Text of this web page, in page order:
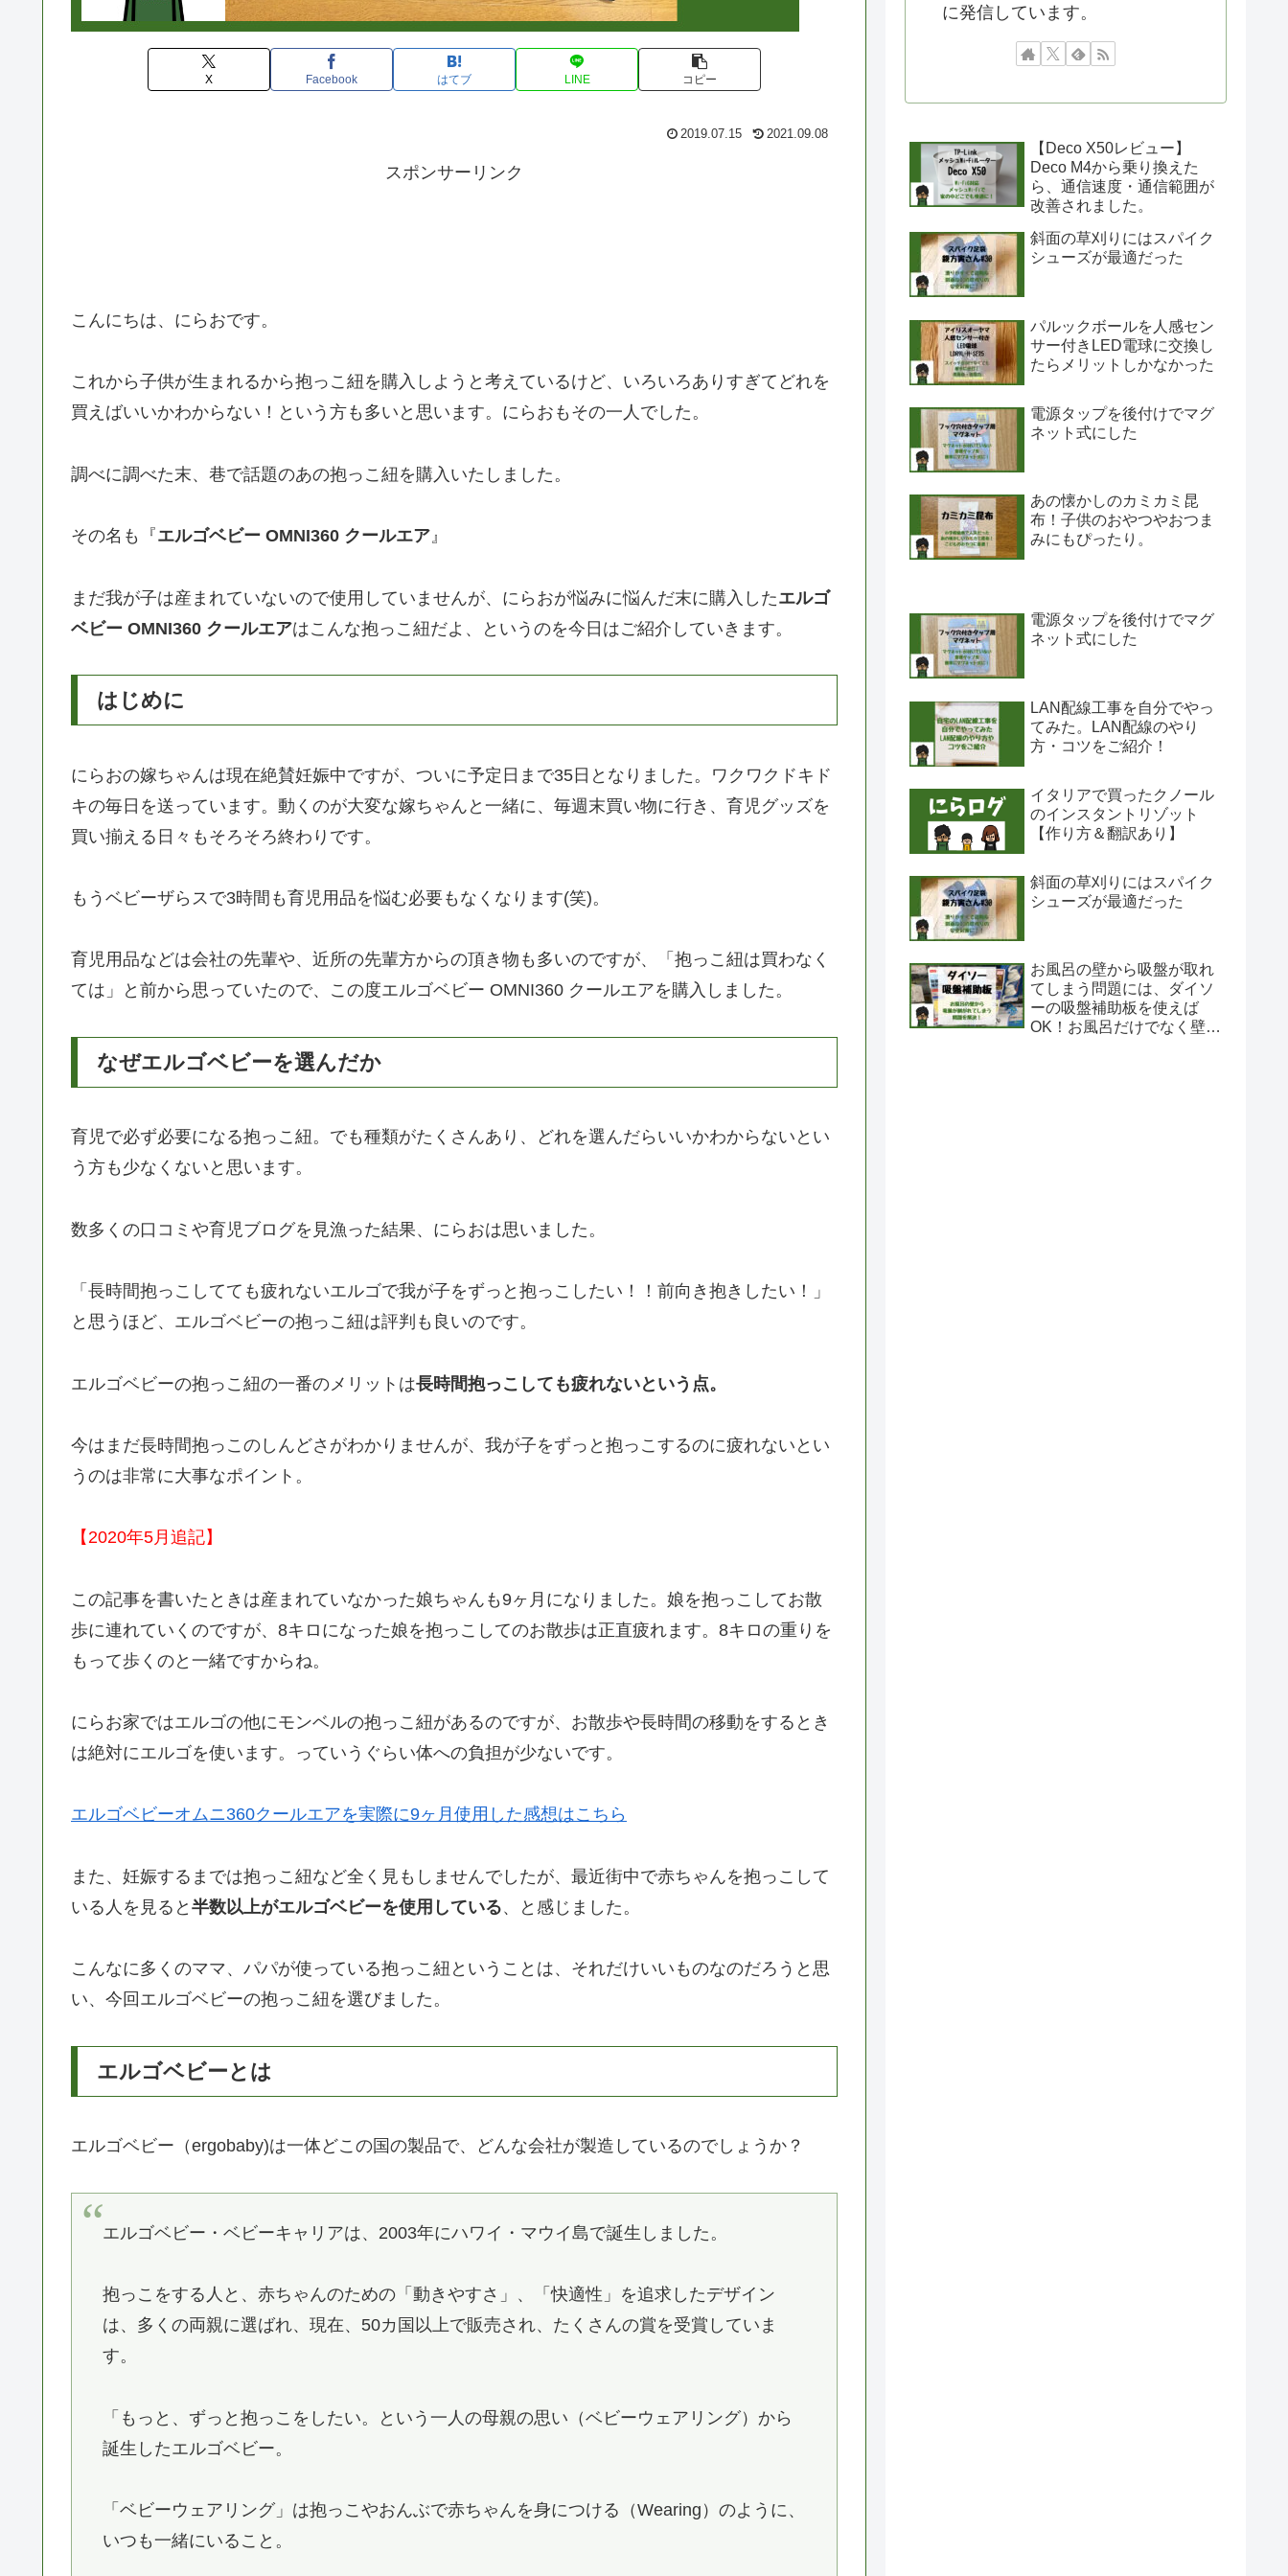
X Facebook はてブ LINE コピー
2019.07.15 2021.09.08
スポンサーリンク
こんにちは、にらおです。
これから子供が生まれるから抱っこ紐を購入しようと考えているけど、いろいろありすぎてどれを
買えばいいかわからない！という方も多いと思います。にらおもその一人でした。
調べに調べた末、巷で話題のあの抱っこ紐を購入いたしました。
その名も『エルゴベビー OMNI360 クールエア』
まだ我が子は産まれていないので使用していませんが、にらおが悩みに悩んだ末に購入したエルゴ
ベビー OMNI360 クールエアはこんな抱っこ紐だよ、というのを今日はご紹介していきます。
はじめに
にらおの嫁ちゃんは現在絶賛妊娠中ですが、ついに予定日まで35日となりました。ワクワクドキド
キの毎日を送っています。動くのが大変な嫁ちゃんと一緒に、毎週末買い物に行き、育児グッズを
買い揃える日々もそろそろ終わりです。
もうベビーザらスで3時間も育児用品を悩む必要もなくなります(笑)。
育児用品などは会社の先輩や、近所の先輩方からの頂き物も多いのですが、「抱っこ紐は買わなく
ては」と前から思っていたので、この度エルゴベビー OMNI360 クールエアを購入しました。
なぜエルゴベビーを選んだか
育児で必ず必要になる抱っこ紐。でも種類がたくさんあり、どれを選んだらいいかわからないとい
う方も少なくないと思います。
数多くの口コミや育児ブログを見漁った結果、にらおは思いました。
「長時間抱っこしてても疲れないエルゴで我が子をずっと抱っこしたい！！前向き抱きしたい！」
と思うほど、エルゴベビーの抱っこ紐は評判も良いのです。
エルゴベビーの抱っこ紐の一番のメリットは長時間抱っこしても疲れないという点。
今はまだ長時間抱っこのしんどさがわかりませんが、我が子をずっと抱っこするのに疲れないとい
うのは非常に大事なポイント。
【2020年5月追記】
この記事を書いたときは産まれていなかった娘ちゃんも9ヶ月になりました。娘を抱っこしてお散
歩に連れていくのですが、8キロになった娘を抱っこしてのお散歩は正直疲れます。8キロの重りを
もって歩くのと一緒ですからね。
にらお家ではエルゴの他にモンベルの抱っこ紐があるのですが、お散歩や長時間の移動をするとき
は絶対にエルゴを使います。っていうぐらい体への負担が少ないです。
エルゴベビーオムニ360クールエアを実際に9ヶ月使用した感想はこちら
また、妊娠するまでは抱っこ紐など全く見もしませんでしたが、最近街中で赤ちゃんを抱っこして
いる人を見ると 半数以上がエルゴベビーを使用している、と感じました。
こんなに多くのママ、パパが使っている抱っこ紐ということは、それだけいいものなのだろうと思
い、今回エルゴベビーの抱っこ紐を選びました。
エルゴベビーとは
エルゴベビー（ergobaby)は一体どこの国の製品で、どんな会社が製造しているのでしょうか？
エルゴベビー・ベビーキャリアは、2003年にハワイ・マウイ島で誕生しました。
抱っこをする人と、赤ちゃんのための「動きやすさ」、「快適性」を追求したデザイン
は、多くの両親に選ばれ、現在、50カ国以上で販売され、たくさんの賞を受賞していま
す。
「もっと、ずっと抱っこをしたい。という一人の母親の思い（ベビーウェアリング）から
誕生したエルゴベビー。
「ベビーウェアリング」は抱っこやおんぶで赤ちゃんを身につける（Wearing）のように、
いつも一緒にいること。
に発信しています。
【Deco X50レビュー】
Deco M4から乗り換えた
ら、通信速度・通信範囲が
改善されました。
斜面の草刈りにはスパイク
シューズが最適だった
パルックボールを人感セン
サー付きLED電球に交換し
たらメリットしかなかった
電源タップを後付けでマグ
ネット式にした
あの懐かしのカミカミ昆
布！子供のおやつやおつま
みにもぴったり。
電源タップを後付けでマグ
ネット式にした
LAN配線工事を自分でやっ
てみた。LAN配線のやり
方・コツをご紹介！
イタリアで買ったクノール
のインスタントリゾット
【作り方＆翻訳あり】
斜面の草刈りにはスパイク
シューズが最適だった
お風呂の壁から吸盤が取れ
てしまう問題には、ダイソ
ーの吸盤補助板を使えば
OK！お風呂だけでなく壁に